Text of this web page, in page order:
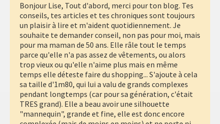
Bonjour Lise, Tout d'abord, merci pour ton blog. Tes
conseils, tes articles et tes chroniques sont toujours
un plaisir à lire et m'aident quotidiennement. Je
souhaite te demander conseil, non pas pour moi, mais
pour ma maman de 50 ans. Elle râle tout le temps
parce qu'elle n'a pas assez de vêtements, ou alors
trop vieux ou qu'elle n'aime plus mais en même
temps elle déteste faire du shopping... S'ajoute à cela
sa taille d'1m80, qui lui a valu de grands complexes
pendant longtemps (car pour sa génération, c'était
TRES grand). Elle a beau avoir une silhouette
"mannequin", grande et fine, elle est donc encore